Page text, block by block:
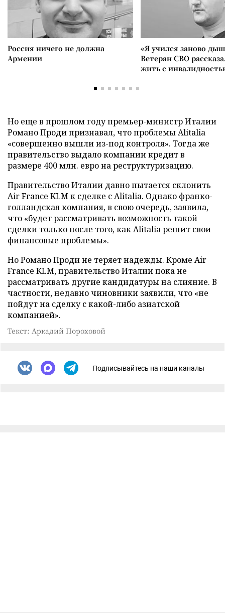
Россия ничего не должна
Армении
«Я учился заново
Ветеран СВО
жить с
Но еще в прошлом году премьер-министр Италии
Романо Проди признавал, что проблемы Alitalia
«совершенно вышли из-под контроля». Тогда же
правительство выдало компании кредит в
размере 400 млн. евро на реструктуризацию.
Правительство Италии давно пытается склонить
Air France KLM к сделке с Alitalia. Однако франко-
голландская компания, в свою очередь, заявила,
что «будет рассматривать возможность такой
сделки только после того, как Alitalia решит свои
финансовые проблемы».
Но Романо Проди не теряет надежды. Кроме Air
France KLM, правительство Италии пока не
рассматривать другие кандидатуры на слияние. В
частности, недавно чиновники заявили, что «не
пойдут на сделку с какой-либо азиатской
компанией».
Текст: Аркадий Пороховой
Подписывайтесь на наши каналы